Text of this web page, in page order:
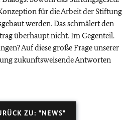
für die Arbeit der Stiftung
werden. Das schmälert den
überhaupt nicht. Im Gegenteil.
Auf diese große Frage unserer
zukunftsweisende Antworten
ZU: "NEWS"